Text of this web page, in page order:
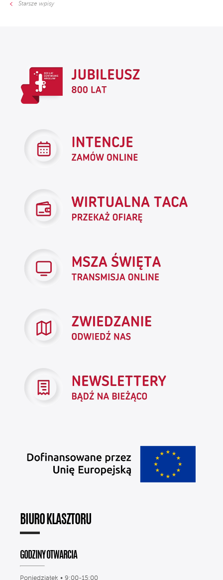
Starsze wpisy
BIURO KLASZTORU
GODZINY OTWARCIA
Poniedziałek • 9:00-15:00